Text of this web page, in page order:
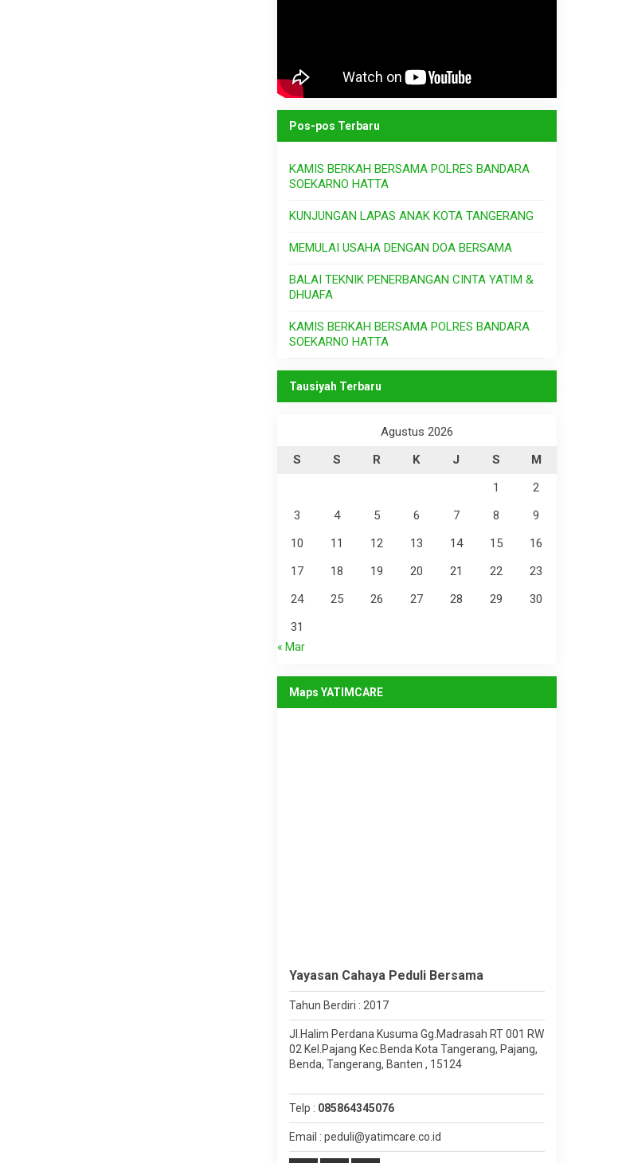
Pos-pos Terbaru
KAMIS BERKAH BERSAMA POLRES BANDARA
SOEKARNO HATTA
KUNJUNGAN LAPAS ANAK KOTA TANGERANG
MEMULAI USAHA DENGAN DOA BERSAMA
BALAI TEKNIK PENERBANGAN CINTA YATIM &
DHUAFA
KAMIS BERKAH BERSAMA POLRES BANDARA
SOEKARNO HATTA
Tausiyah Terbaru
Agustus 2026
S
S R K J S
M
1
2
3
4 5 6 7 8
9
10
11 12 13 14 15
16
17
18 19 20 21 22
23
24
25 26 27 28 29
30
31
« Mar
Maps YATIMCARE
Yayasan Cahaya Peduli Bersama
Tahun Berdiri : 2017
Jl.Halim Perdana Kusuma Gg.Madrasah RT 001 RW
02 Kel.Pajang Kec.Benda Kota Tangerang, Pajang,
Benda, Tangerang, Banten , 15124
Telp : 085864345076
Email : peduli@yatimcare.co.id